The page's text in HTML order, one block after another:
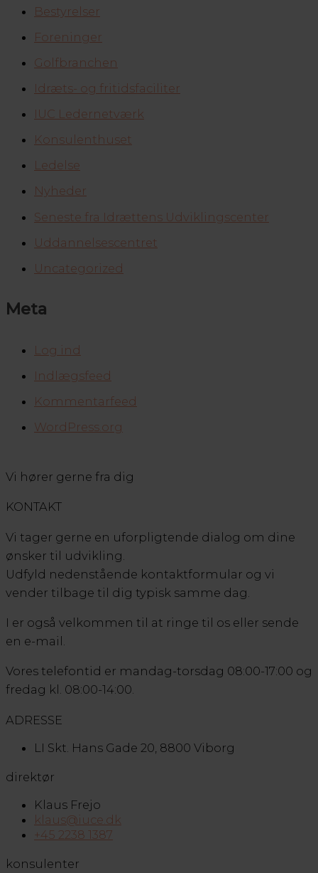
Bestyrelser
Foreninger
Golfbranchen
Idræts- og fritidsfaciliter
IUC Ledernetværk
Konsulenthuset
Ledelse
Nyheder
Seneste fra Idrættens Udviklingscenter
Uddannelsescentret
Uncategorized
Meta
Log ind
Indlægsfeed
Kommentarfeed
WordPress.org
Vi hører gerne fra dig
KONTAKT
Vi tager gerne en uforpligtende dialog om dine
ønsker til udvikling.
Udfyld nedenstående kontaktformular og vi
vender tilbage til dig typisk samme dag.
I er også velkommen til at ringe til os eller sende
en e-mail.
Vores telefontid er mandag-torsdag 08:00-17:00 og
fredag kl. 08:00-14:00.
ADRESSE
LI Skt. Hans Gade 20, 8800 Viborg
direktør
Klaus Frejo
klaus@iuce.dk
+45 2238 1387
konsulenter